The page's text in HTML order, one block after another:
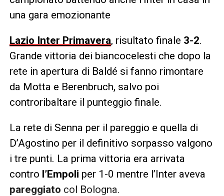
una gara emozionante
Lazio Inter Primavera, risultato finale 3-2.
Grande vittoria dei biancocelesti che dopo la
rete in apertura di Baldé si fanno rimontare
da Motta e Berenbruch, salvo poi
controribaltare il punteggio finale.
La rete di Senna per il pareggio e quella di
D’Agostino per il definitivo sorpasso valgono
i tre punti. La prima vittoria era arrivata
contro l’Empoli per 1-0 mentre l’Inter aveva
pareggiato col Bologna.